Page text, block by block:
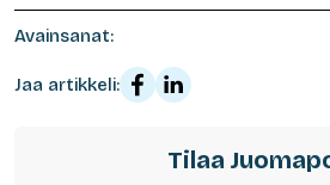
Avainsanat:
Jaa artikkeli:
Tilaa